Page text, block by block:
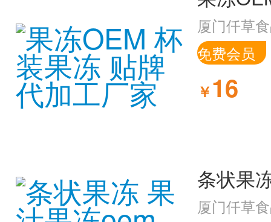
厦门仟草
免费会员
￥16
厦门仟草